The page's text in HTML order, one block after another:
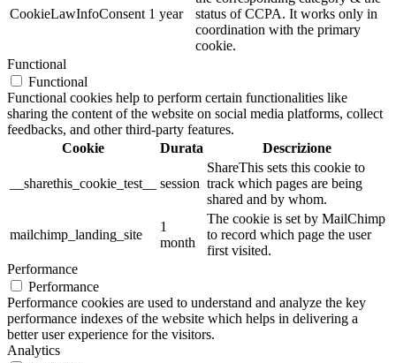
CookieLawInfoConsent 1 year
status of CCPA. It works only in
coordination with the primary
cookie.
Functional
Functional
Functional cookies help to perform certain functionalities like
sharing the content of the website on social media platforms, collect
feedbacks, and other third-party features.
Cookie
Durata Descrizione
__sharethis_cookie_test__ session
ShareThis sets this cookie to
track which pages are being
shared and by whom.
mailchimp_landing_site
1
month
The cookie is set by MailChimp
to record which page the user
first visited.
Performance
Performance
Performance cookies are used to understand and analyze the key
performance indexes of the website which helps in delivering a
better user experience for the visitors.
Analytics